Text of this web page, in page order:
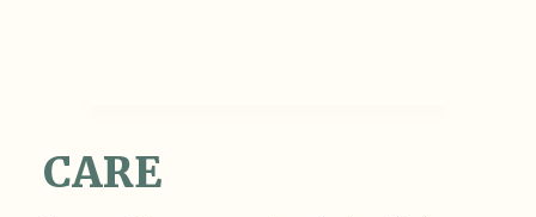
CARE